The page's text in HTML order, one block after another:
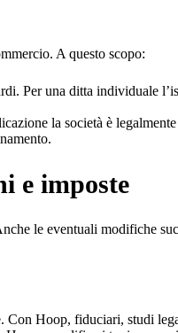
A questo scopo:
Per una ditta individuale
la società è
e imposte
le eventuali modifiche
Hoop, fiduciari, studi